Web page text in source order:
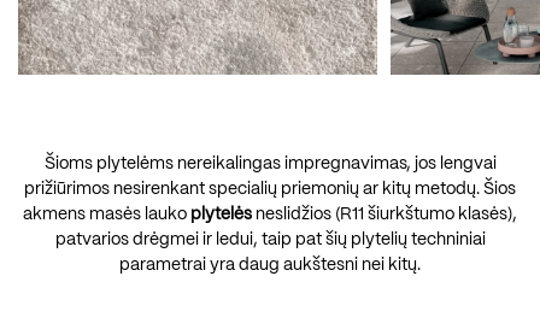
Šioms plytelėms nereikalingas impregnavimas, jos lengvai
prižiūrimos nesirenkant specialių priemonių ar kitų metodų. Šios
akmens masės lauko plytelės neslidžios (R11 šiurkštumo klasės),
patvarios drėgmei ir ledui, taip pat šių plytelių techniniai
parametrai yra daug aukštesni nei kitų.